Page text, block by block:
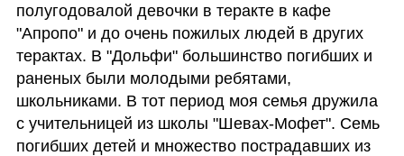
полугодовалой девочки в теракте в кафе
"Апропо" и до очень пожилых людей в других
терактах. В "Дольфи" большинство погибших и
раненых были молодыми ребятами,
школьниками. В тот период моя семья дружила
с учительницей из школы "Шевах-Мофет". Семь
погибших детей и множество пострадавших из